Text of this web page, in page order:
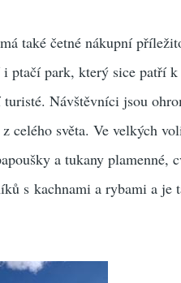
také četné nákupní
i ptačí park, který sice patří
turisté. Návštěvníci jsou
celého světa. Ve velkých
a tukany
s kachnami a rybami a